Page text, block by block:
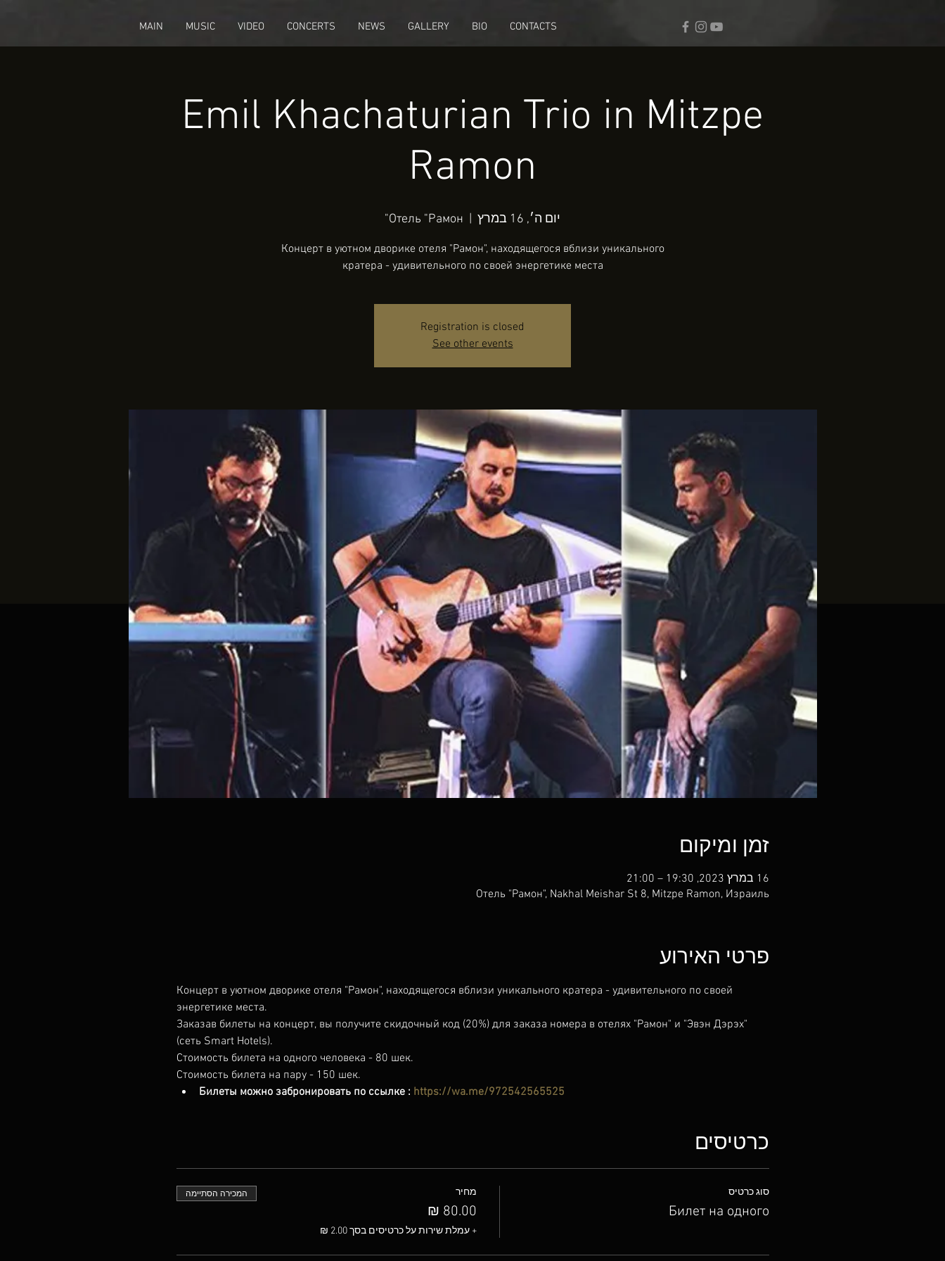
MAIN MUSIC VIDEO CONCERTS NEWS GALLERY BIO CONTACTS
Emil Khachaturian Trio in Mitzpe
Ramon
יום ה׳, 16 במרץ Отель "Рамон"
Концерт в уютном дворике отеля "Рамон", находящегося вблизи уникального
кратера - удивительного по своей энергетике места
Registration is closed
See other events
זמן ומיקום
16 במרץ 2023, 19:30 – 21:00
Отель "Рамон", Nakhal Meishar St 8, Mitzpe Ramon, Израиль
פרטי האירוע
Концерт в уютном дворике отеля "Рамон", находящегося вблизи уникального кратера - удивительного по своей
энергетике места.
Заказав билеты на концерт, вы получите скидочный код (20%) для заказа номера в отелях "Рамон" и "Эвэн Дэрэх"
(сеть Smart Hotels).
Стоимость билета на одного человека - 80 шек.
Стоимость билета на пару - 150 шек.
Билеты можно забронировать по ссылке : https://wa.me/972542565525
כרטיסים
סוג כרטיס
Билет на одного
מחיר
+ עמלת שירות על כרטיסים בסך ‏2.00 ‏₪
המכירה הסתיימה